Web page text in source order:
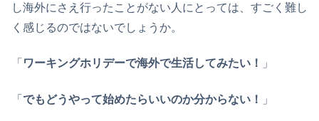
し海外にさえ行ったことがない人にとっては、すごく難し
く感じるのではないでしょうか。
「 ワーキングホリデーで海外で生活してみたい！ 」
「 でもどうやって始めたらいいのか分からない！ 」